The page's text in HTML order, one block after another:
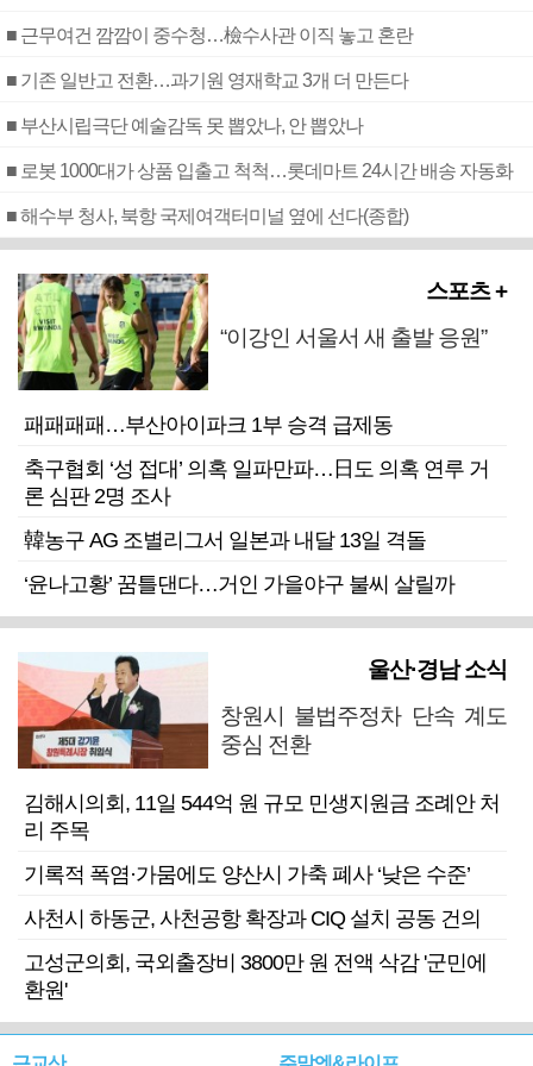
■ 근무여건 깜깜이 중수청…檢수사관 이직 놓고 혼란
■ 기존 일반고 전환…과기원 영재학교 3개 더 만든다
■ 부산시립극단 예술감독 못 뽑았나, 안 뽑았나
■ 로봇 1000대가 상품 입출고 척척…롯데마트 24시간 배송 자동화
■ 해수부 청사, 북항 국제여객터미널 옆에 선다(종합)
스포츠 +
“이강인 서울서 새 출발 응원”
패패패패…부산아이파크 1부 승격 급제동
축구협회 ‘성 접대’ 의혹 일파만파…日도 의혹 연루 거
론 심판 2명 조사
韓농구 AG 조별리그서 일본과 내달 13일 격돌
‘윤나고황’ 꿈틀댄다…거인 가을야구 불씨 살릴까
울산·경남 소식
창원시 불법주정차 단속 계도
중심 전환
김해시의회, 11일 544억 원 규모 민생지원금 조례안 처
리 주목
기록적 폭염·가뭄에도 양산시 가축 폐사 ‘낮은 수준’
사천시 하동군, 사천공항 확장과 CIQ 설치 공동 건의
고성군의회, 국외출장비 3800만 원 전액 삭감 '군민에
환원'